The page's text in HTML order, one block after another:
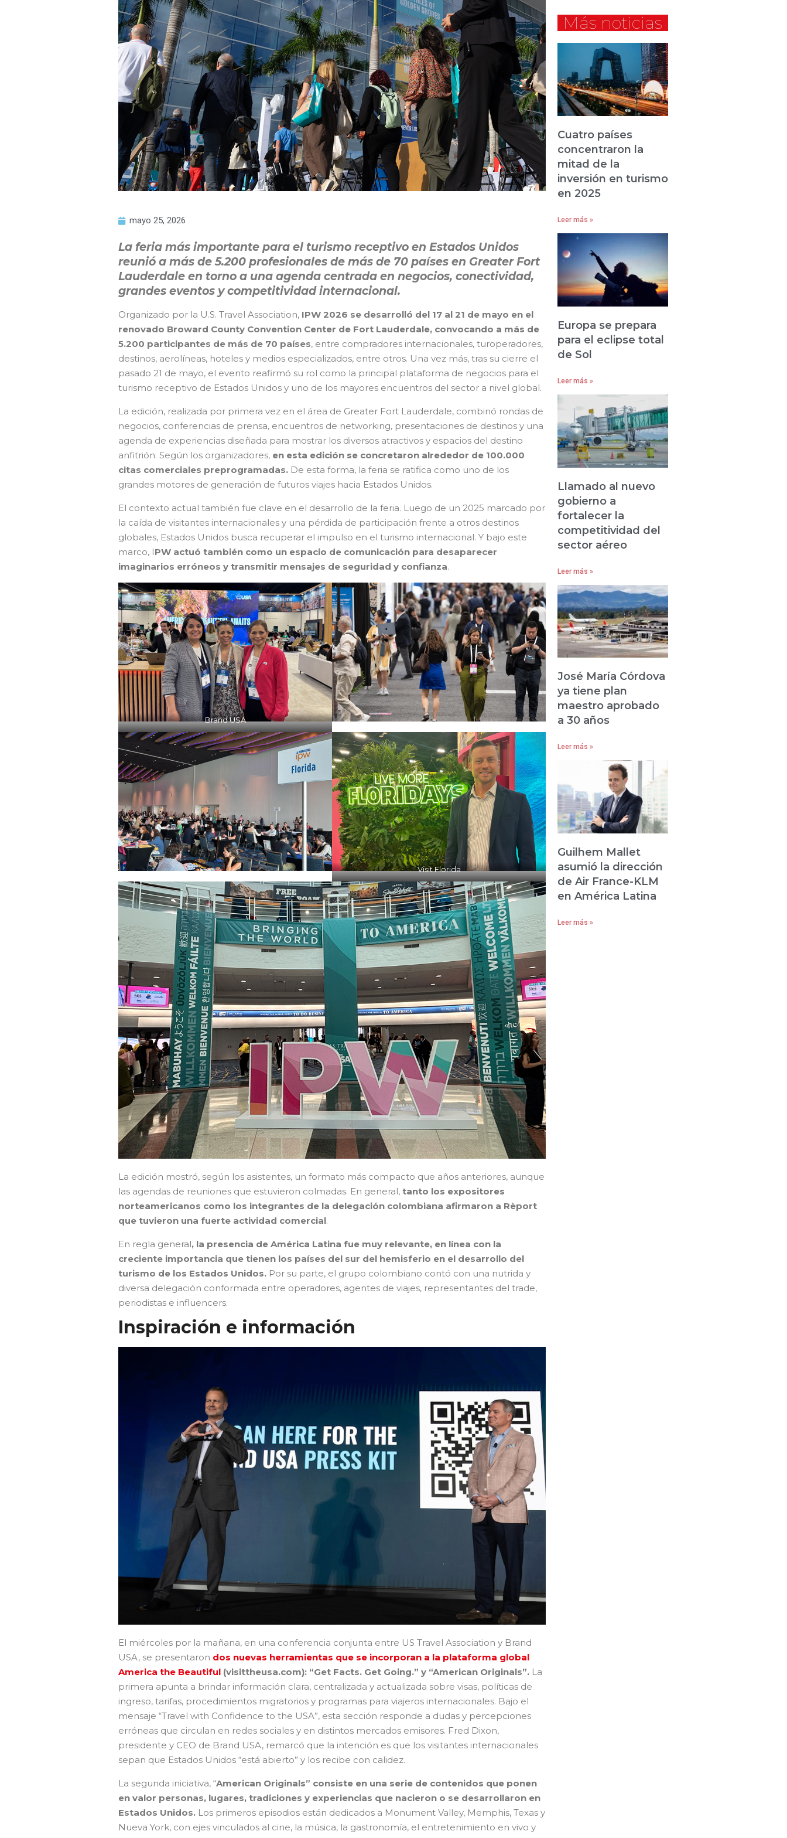
mayo 25, 2026
La feria más importante para el turismo receptivo en Estados Unidos
reunió a más de 5.200 profesionales de más de 70 países en Greater Fort
Lauderdale en torno a una agenda centrada en negocios, conectividad,
grandes eventos y competitividad internacional.
Organizado por la U.S. Travel Association, IPW 2026 se desarrolló del 17 al 21 de mayo en el
renovado Broward County Convention Center de Fort Lauderdale, convocando a más de
5.200 participantes de más de 70 países, entre compradores internacionales, turoperadores,
destinos, aerolíneas, hoteles y medios especializados, entre otros. Una vez más, tras su cierre el
pasado 21 de mayo, el evento reafirmó su rol como la principal plataforma de negocios para el
turismo receptivo de Estados Unidos y uno de los mayores encuentros del sector a nivel global.
La edición, realizada por primera vez en el área de Greater Fort Lauderdale, combinó rondas de
negocios, conferencias de prensa, encuentros de networking, presentaciones de destinos y una
agenda de experiencias diseñada para mostrar los diversos atractivos y espacios del destino
anfitrión. Según los organizadores, en esta edición se concretaron alrededor de 100.000
citas comerciales preprogramadas. De esta forma, la feria se ratifica como uno de los
grandes motores de generación de futuros viajes hacia Estados Unidos.
El contexto actual también fue clave en el desarrollo de la feria. Luego de un 2025 marcado por
la caída de visitantes internacionales y una pérdida de participación frente a otros destinos
globales, Estados Unidos busca recuperar el impulso en el turismo internacional. Y bajo este
marco, IPW actuó también como un espacio de comunicación para desaparecer
imaginarios erróneos y transmitir mensajes de seguridad y confianza.
Brand USA
Visit Florida
La edición mostró, según los asistentes, un formato más compacto que años anteriores, aunque
las agendas de reuniones que estuvieron colmadas. En general, tanto los expositores
norteamericanos como los integrantes de la delegación colombiana afirmaron a Rèport
que tuvieron una fuerte actividad comercial.
En regla general, la presencia de América Latina fue muy relevante, en línea con la
creciente importancia que tienen los países del sur del hemisferio en el desarrollo del
turismo de los Estados Unidos. Por su parte, el grupo colombiano contó con una nutrida y
diversa delegación conformada entre operadores, agentes de viajes, representantes del trade,
periodistas e influencers.
Inspiración e información
El miércoles por la mañana, en una conferencia conjunta entre US Travel Association y Brand
USA, se presentaron dos nuevas herramientas que se incorporan a la plataforma global
America the Beautiful (visittheusa.com): “Get Facts. Get Going.” y “American Originals”. La
primera apunta a brindar información clara, centralizada y actualizada sobre visas, políticas de
ingreso, tarifas, procedimientos migratorios y programas para viajeros internacionales. Bajo el
mensaje “Travel with Confidence to the USA”, esta sección responde a dudas y percepciones
erróneas que circulan en redes sociales y en distintos mercados emisores. Fred Dixon,
presidente y CEO de Brand USA, remarcó que la intención es que los visitantes internacionales
sepan que Estados Unidos “está abierto” y los recibe con calidez.
La segunda iniciativa, “American Originals” consiste en una serie de contenidos que ponen
en valor personas, lugares, tradiciones y experiencias que nacieron o se desarrollaron en
Estados Unidos. Los primeros episodios están dedicados a Monument Valley, Memphis, Texas y
Nueva York, con ejes vinculados al cine, la música, la gastronomía, el entretenimiento en vivo y
Más noticias
Cuatro países
concentraron la
mitad de la
inversión en turismo
en 2025
Leer más »
Europa se prepara
para el eclipse total
de Sol
Leer más »
Llamado al nuevo
gobierno a
fortalecer la
competitividad del
sector aéreo
Leer más »
José María Córdova
ya tiene plan
maestro aprobado
a 30 años
Leer más »
Guilhem Mallet
asumió la dirección
de Air France-KLM
en América Latina
Leer más »